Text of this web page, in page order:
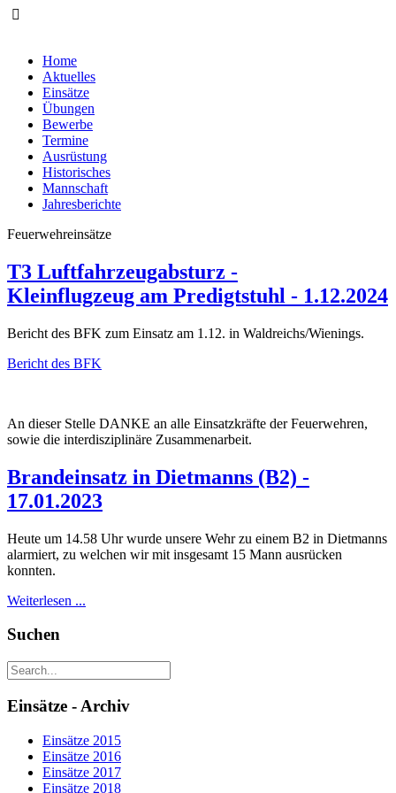
Home
Aktuelles
Einsätze
Übungen
Bewerbe
Termine
Ausrüstung
Historisches
Mannschaft
Jahresberichte
Feuerwehreinsätze
T3 Luftfahrzeugabsturz -
Kleinflugzeug am Predigtstuhl - 1.12.2024
Bericht des BFK zum Einsatz am 1.12. in Waldreichs/Wienings.
Bericht des BFK
An dieser Stelle DANKE an alle Einsatzkräfte der Feuerwehren,
sowie die interdisziplinäre Zusammenarbeit.
Brandeinsatz in Dietmanns (B2) -
17.01.2023
Heute um 14.58 Uhr wurde unsere Wehr zu einem B2 in Dietmanns
alarmiert, zu welchen wir mit insgesamt 15 Mann ausrücken
konnten.
Weiterlesen ...
Suchen
Einsätze - Archiv
Einsätze 2015
Einsätze 2016
Einsätze 2017
Einsätze 2018